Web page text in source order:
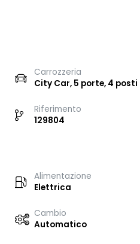
Carrozzeria
City Car, 5 porte, 4 posti
Riferimento
129804
Alimentazione
Elettrica
Cambio
Automatico